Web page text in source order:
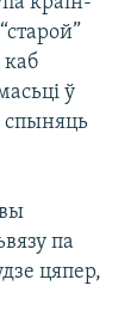
каб
ў
спыняць
па
цяпер,